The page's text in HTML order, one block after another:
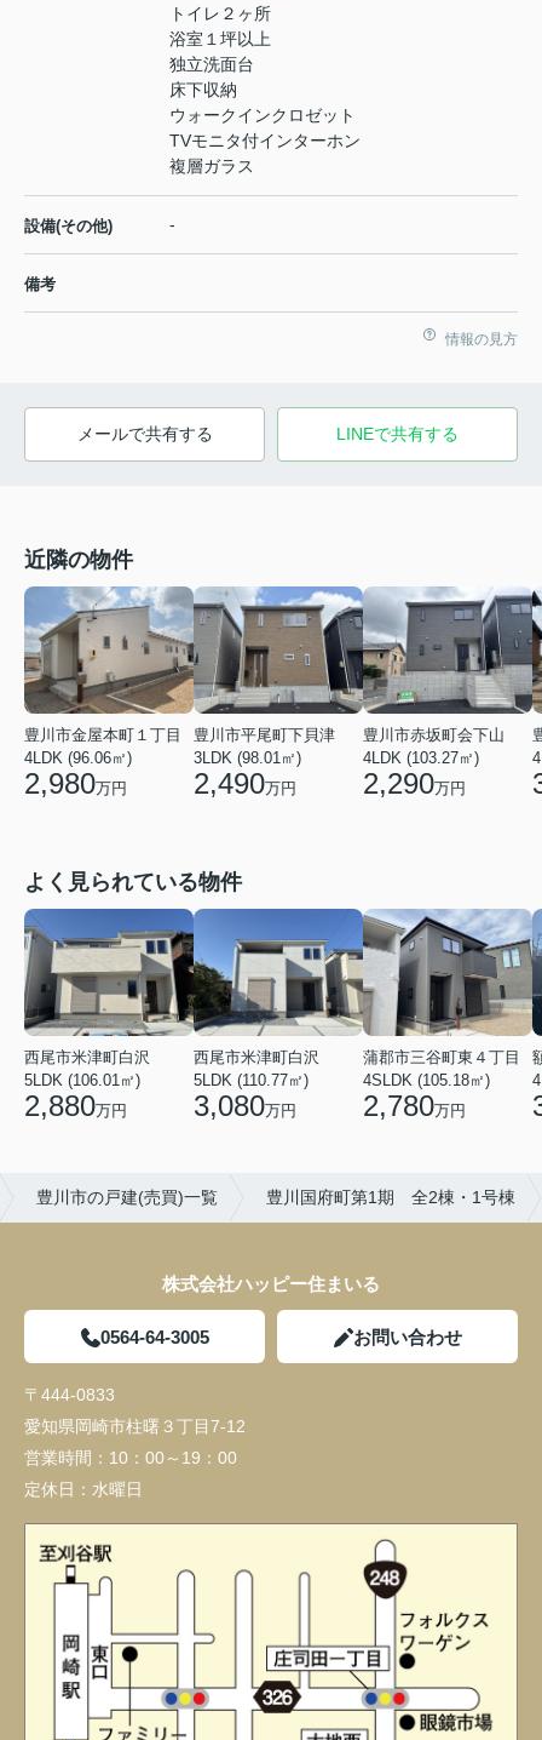
トイレ２ヶ所
浴室１坪以上
独立洗面台
床下収納
ウォークインクロゼット
TVモニタ付インターホン
複層ガラス
設備(その他) -
備考
情報の見方
メールで共有する LINEで共有する
近隣の物件
豊川市金屋本町１丁目
4LDK (96.06㎡)
2,980万円
豊川市平尾町下貝津
3LDK (98.01㎡)
2,490万円
豊川市赤坂町会下山
4LDK (103.27㎡)
2,290万円
よく見られている物件
西尾市米津町白沢
5LDK (106.01㎡)
2,880万円
西尾市米津町白沢
5LDK (110.77㎡)
3,080万円
蒲郡市三谷町東４丁目
4SLDK (105.18㎡)
2,780万円
豊川市の戸建(売買)一覧 豊川国府町第1期 全2棟・1号棟
株式会社ハッピー住まいる
0564-64-3005 お問い合わせ
〒444-0833
愛知県岡崎市柱曙３丁目7-12
営業時間： 10：00～19：00
定休日： 水曜日